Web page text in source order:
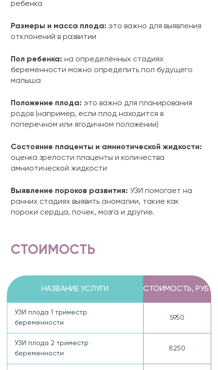
ребенка
Размеры и масса плода: это важно для выявления
отклонений в развитии
Пол ребенка: на определённых стадиях
беременности можно определить пол будущего
малыша
Положение плода: это важно для планирования
родов (например, если плод находится в
поперечном или ягодичном положении)
Состояние плаценты и амниотической жидкости:
оценка зрелости плаценты и количества
амниотической жидкости
Выявление пороков развития: УЗИ помогает на
ранних стадиях выявить аномалии, такие как
пороки сердца, почек, мозга и другие.
СТОИМОСТЬ
НАЗВАНИЕ УСЛУГИ СТОИМОСТЬ, РУБ.
УЗИ плода 1 триместр
беременности
5950
УЗИ плода 2 триместр
беременности
8250